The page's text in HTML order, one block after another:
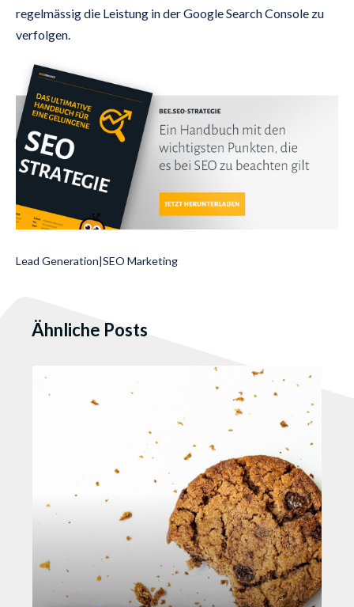
regelmässig die Leistung in der Google Search Console zu
verfolgen.
Lead Generation|SEO Marketing
Ähnliche Posts